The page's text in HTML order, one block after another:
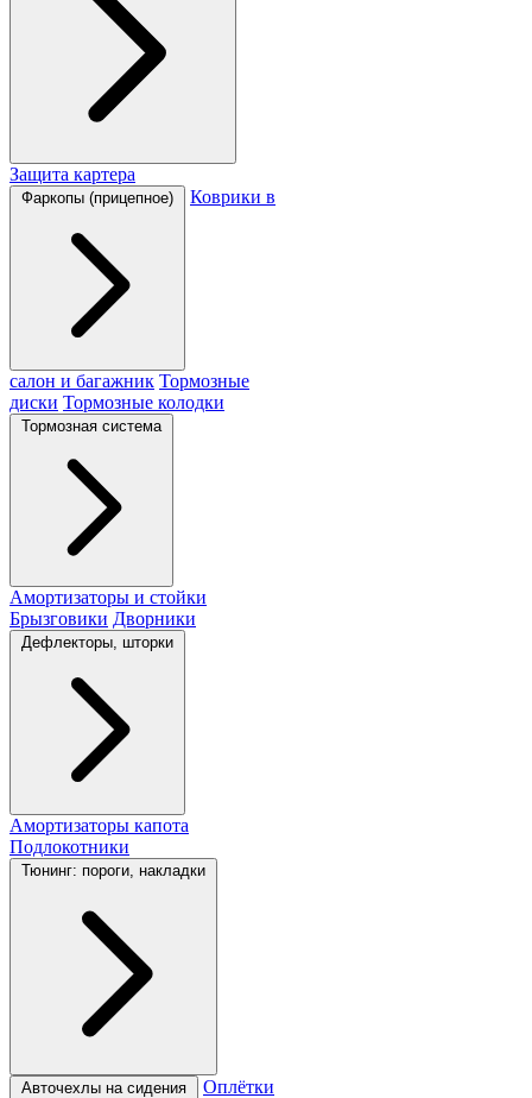
Защита картера
Фаркопы (прицепное) Коврики в
салон и багажник Тормозные
диски Тормозные колодки
Тормозная система
Амортизаторы и стойки
Брызговики Дворники
Дефлекторы, шторки
Амортизаторы капота
Подлокотники
Тюнинг: пороги, накладки
Авточехлы на сидения Оплётки